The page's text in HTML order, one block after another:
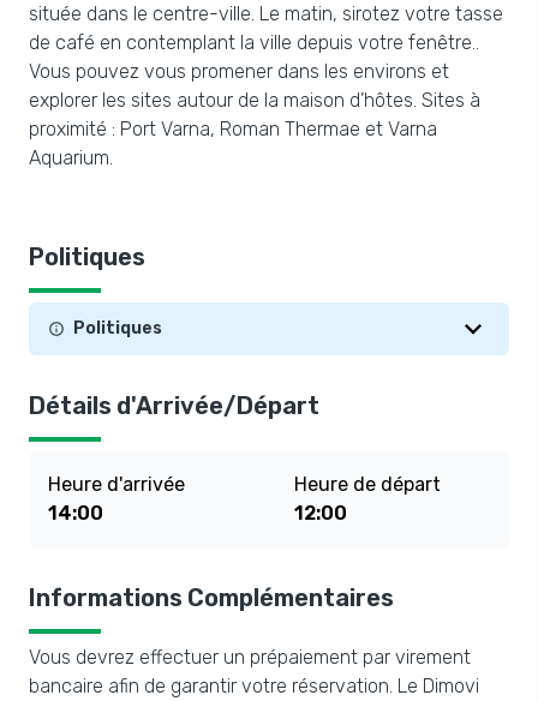
située dans le centre-ville. Le matin, sirotez votre tasse
de café en contemplant la ville depuis votre fenêtre..
Vous pouvez vous promener dans les environs et
explorer les sites autour de la maison d’hôtes. Sites à
proximité : Port Varna, Roman Thermae et Varna
Aquarium.
Politiques
Politiques
Détails d'Arrivée/Départ
Heure d'arrivée
14:00
Heure de départ
12:00
Informations Complémentaires
Vous devrez effectuer un prépaiement par virement
bancaire afin de garantir votre réservation. Le Dimovi